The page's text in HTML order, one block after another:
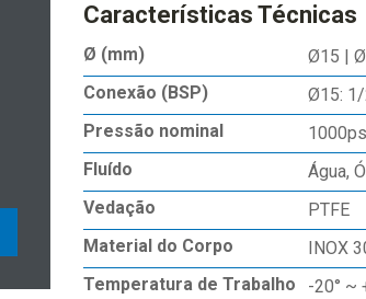
Características Técnicas
Ø (mm)
Ø15 |
Conexão (BSP)
Ø15:
Pressão nominal
Fluído
Água,
Vedação
PTFE
Material do Corpo
INOX
Temperatura de Trabalho
-20° ~